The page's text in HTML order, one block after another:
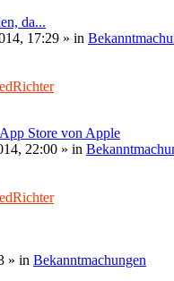
da...
17:29 » in
Store von Apple
22:00 » in
» in Bekanntmachungen